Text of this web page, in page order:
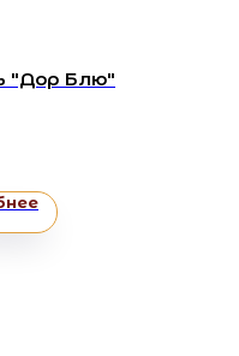
"Дор Блю"